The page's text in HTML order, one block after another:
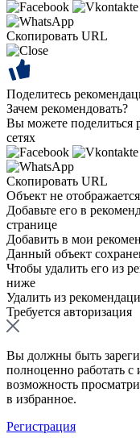
Скопировать URL
Поделитесь
Зачем рекомендовать?
Вы можете поделиться
сетях
Скопировать URL
Объект не
Добавьте его в
странице
Добавить в мои
Данный объект
Чтобы удалить его из
ниже
Удалить из
Требуется авторизация
Вы должны быть
полноценно работать
возможность
в избранное.
Регистрация